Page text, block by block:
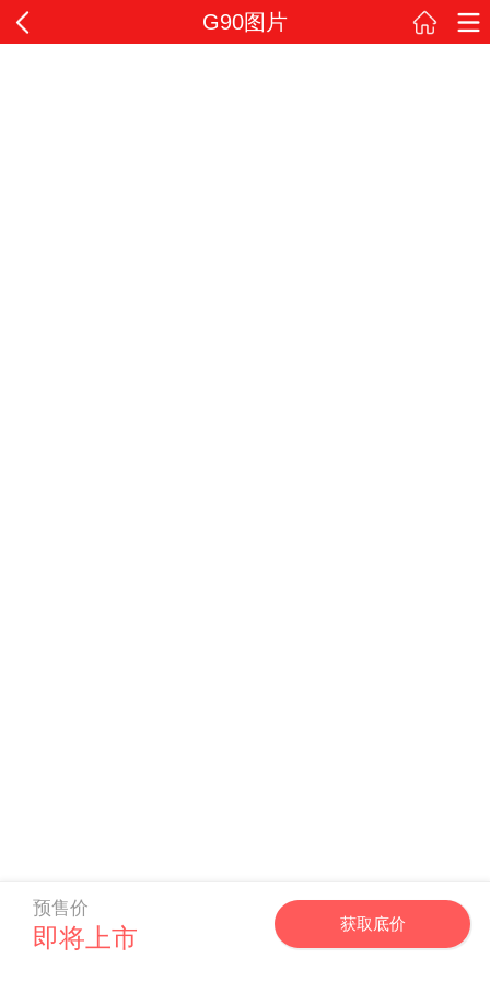
G90图片
预售价
即将上市 获取底价